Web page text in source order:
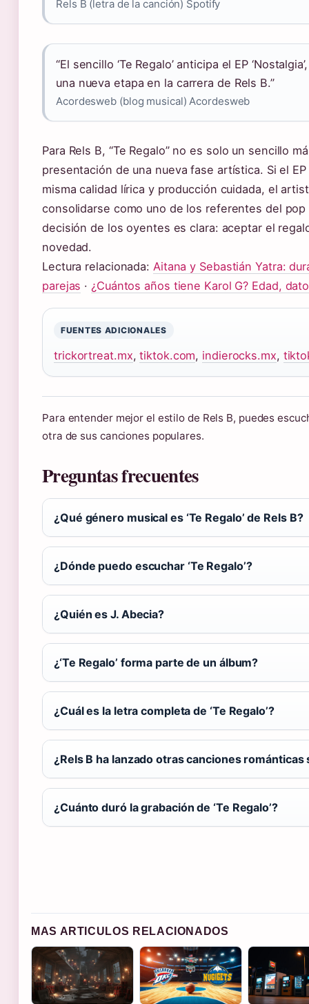
Rels B (letra de la canción) Spotify
“El sencillo ‘Te Regalo’ anticipa el EP
una nueva etapa en la carrera de Rels B.”
Acordesweb (blog musical) Acordesweb
Para Rels B, “Te Regalo” no es solo un sencillo
presentación de una nueva fase artística. Si el EP
misma calidad lírica y producción cuidada, el
consolidarse como uno de los referentes del
decisión de los oyentes es clara: aceptar el
novedad.
Lectura relacionada: Aitana y Sebastián Yatra:
parejas · ¿Cuántos años tiene Karol G? Edad,
FUENTES ADICIONALES
trickortreat.mx,tiktok.com, indierocks.mx,
Para entender mejor el estilo de Rels B, puedes
otra de sus canciones populares.
Preguntas frecuentes
¿Qué género musical es ‘Te Regalo’ de Rels B?
¿Dónde puedo escuchar ‘Te Regalo’?
¿Quién es J. Abecia?
¿‘Te Regalo’ forma parte de un álbum?
¿Cuál es la letra completa de ‘Te Regalo’?
¿Rels B ha lanzado otras canciones románticas
¿Cuánto duró la grabación de ‘Te Regalo’?
MAS ARTICULOS RELACIONADOS